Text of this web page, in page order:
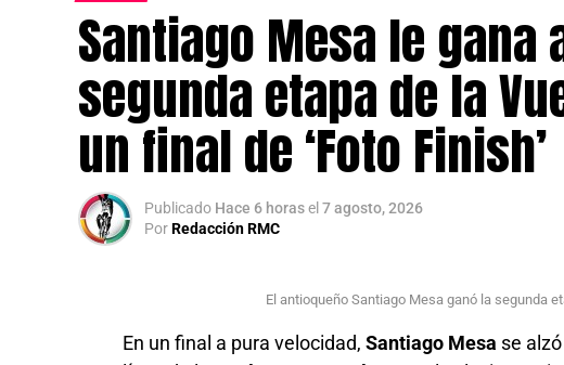
Santiago Mesa le gana
segunda etapa de la
un final de ‘Foto Finish’
Publicado Hace 6 horasel 7 agosto, 2026
PorRedacción RMC
El antioqueño Santiago Mesa ganó la segunda
En un final a pura velocidad, Santiago Mesa se